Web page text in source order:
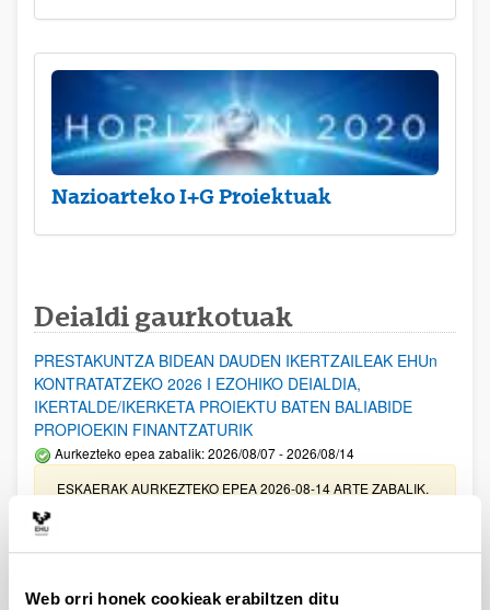
Web orri honek cookieak erabiltzen ditu
Nazioarteko I+G Proiektuak
Deialdi gaurkotuak
PRESTAKUNTZA BIDEAN DAUDEN IKERTZAILEAK EHUn
KONTRATATZEKO 2026 I EZOHIKO DEIALDIA,
IKERTALDE/IKERKETA PROIEKTU BATEN BALIABIDE
PROPIOEKIN FINANTZATURIK
Aurkezteko epea zabalik: 2026/08/07 - 2026/08/14
ESKAERAK AURKEZTEKO EPEA 2026-08-14 ARTE ZABALIK.
UPV/EHUn Azpiegitura Zientifikoa eta Funts Bibliografikoak